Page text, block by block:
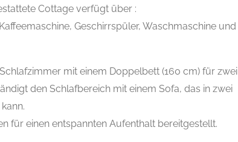
Cottage verfügt über :
Geschirrspüler, Waschmaschine und
mit einem Doppelbett (160 cm) für zwei
den Schlafbereich mit einem Sofa, das in zwei
für einen entspannten Aufenthalt bereitgestellt.